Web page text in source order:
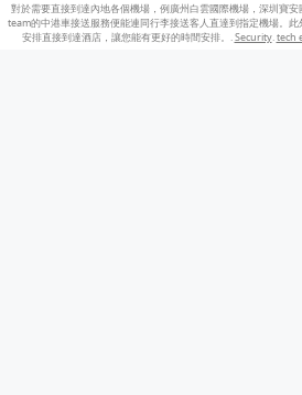
對於需要直接到達內地各個機場，例廣州白雲國際機場，深圳寶安
team的中港車接送服務便能連同行李接送客人直達到指定機場。
安排直接到達酒店，讓您能有更好的時間安排。.Security.tech